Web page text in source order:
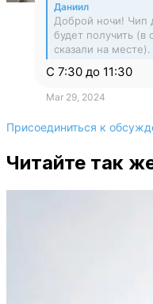
Даниил
Доброй ночи! Чип
будет получить (в
сказали на
С 7:30 до 11:30
Mar 29, 2024
Присоединиться к
Читайте так